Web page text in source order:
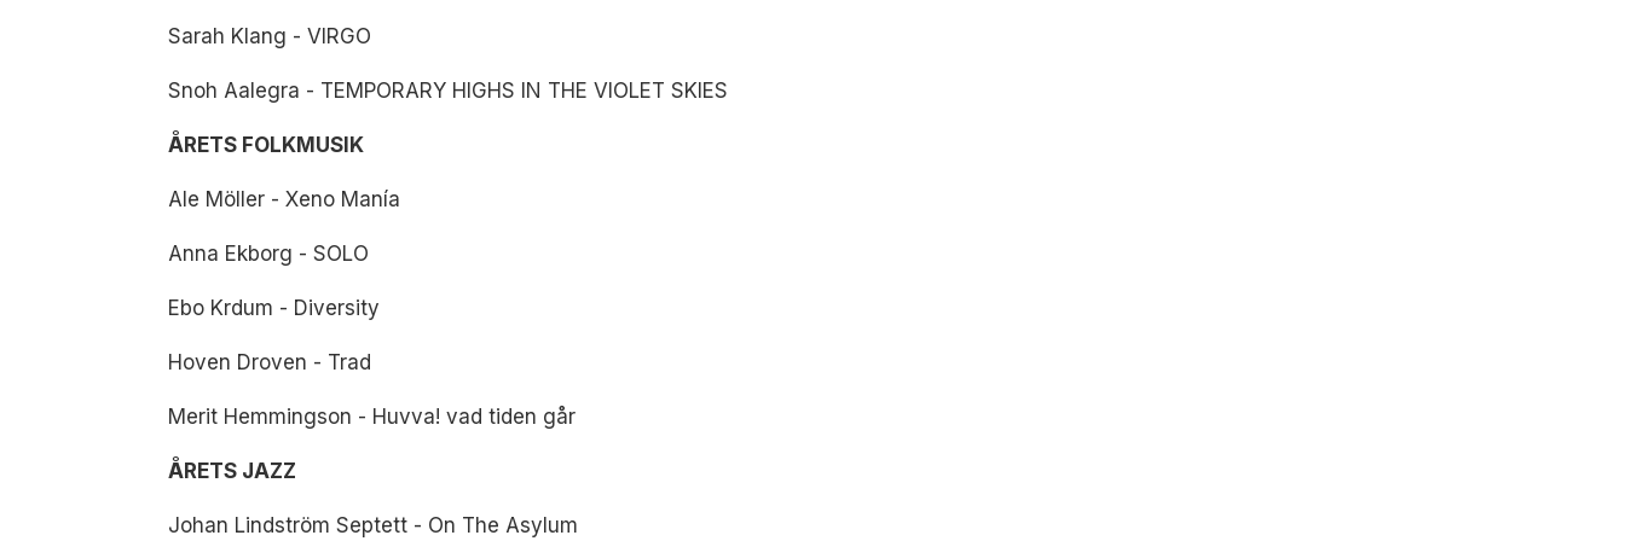
Sarah Klang - VIRGO
Snoh Aalegra - TEMPORARY HIGHS IN THE VIOLET SKIES
ÅRETS FOLKMUSIK
Ale Möller - Xeno Manía
Anna Ekborg - SOLO
Ebo Krdum - Diversity
Hoven Droven - Trad
Merit Hemmingson - Huvva! vad tiden går
ÅRETS JAZZ
Johan Lindström Septett - On The Asylum